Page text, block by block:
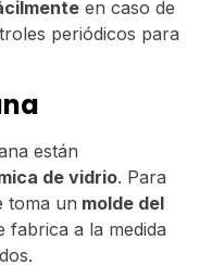
en caso de
periódicos para
están
de vidrio. Para
toma un molde del
fabrica a la medida